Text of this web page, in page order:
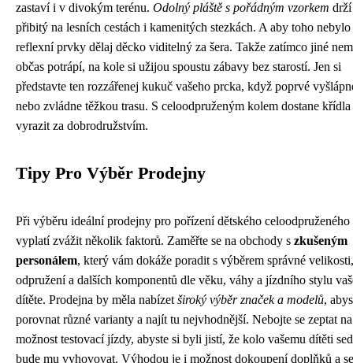
zastaví i v divokým terénu. Odolný pláště s pořádným vzorkem
přibitý na lesních cestách i kamenitých stezkách. A aby toho
reflexní prvky dělaj děcko viditelný za šera. Takže zatímco jiné
občas potrápí, na kole si užijou spoustu zábavy bez starostí. Jen si
představte ten rozzářenej kukuč vašeho prcka, když poprvé
nebo zvládne těžkou trasu. S celoodpruženým kolem dostane křídla
vyrazit za dobrodružstvím.
Tipy Pro Výběr Prodejny
Při výběru ideální prodejny pro pořízení dětského celoodpruženého
vyplatí zvážit několik faktorů. Zaměřte se na obchody s zkušeným
personálem, který vám dokáže poradit s výběrem správné
odpružení a dalších komponentů dle věku, váhy a jízdního stylu
dítěte. Prodejna by měla nabízet široký výběr značek a modelů,
porovnat různé varianty a najít tu nejvhodnější. Nebojte se zeptat na
možnost testovací jízdy, abyste si byli jistí, že kolo vašemu dítěti
bude mu vyhovovat. Výhodou je i možnost dokoupení doplňků a